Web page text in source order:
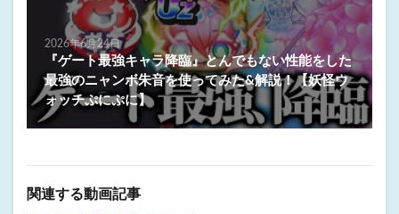
2026年6月24日
『ゲート最強キャラ降臨』とんでもない性能をした
最強のニャンボ朱音を使ってみた&解説！【妖怪ウ
ォッチぷにぷに】
関連する動画記事